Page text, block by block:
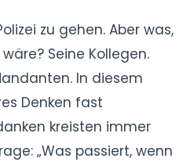
zu gehen. Aber was,
Seine Kollegen.
In diesem
Denken fast
kreisten immer
„Was passiert, wenn